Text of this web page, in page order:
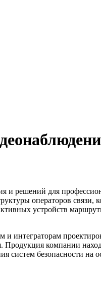
и решений для
операторов связи,
устройств
интеграторам
Продукция компании
систем безопасности на